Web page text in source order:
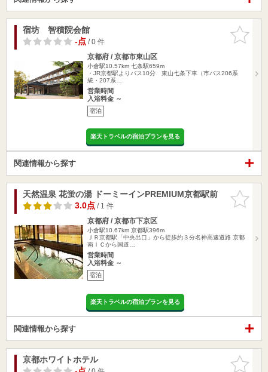
お気に入
りに追加
宿坊 智積院会館
-点/ 0 件
京都府 / 京都市東山区
小倉駅10.57km 七条駅659m
・JR京都駅よりバス10分 東山七条下車（市バス206系
統・207系…
営業時間
入浴料金 ～
宿泊
楽天トラベルの宿泊プランを見る
関連情報から探す
お気に入
りに追加
天然温泉 花蛍の湯 ドーミーインPREMIUM京都駅前
3.0点/ 1 件
京都府 / 京都市下京区
小倉駅10.67km 京都駅396m
ＪＲ京都駅「中央出口」から徒歩約３分名神高速道路 京都
南ＩＣから国道…
営業時間
入浴料金 ～
宿泊
楽天トラベルの宿泊プランを見る
関連情報から探す
お気に入
りに追加
京都ホワイトホテル